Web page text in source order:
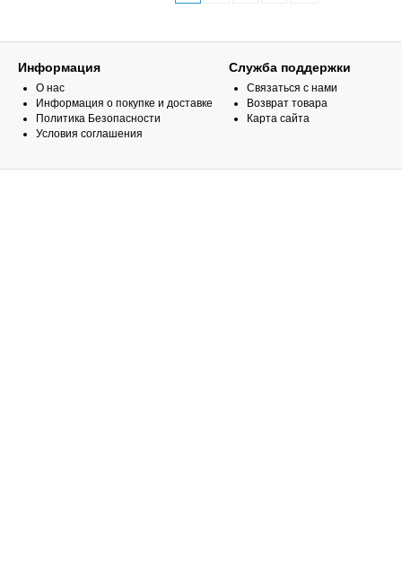
Информация
О нас
Информация о покупке и доставке
Политика Безопасности
Условия соглашения
Служба поддержки
Связаться с нами
Возврат товара
Карта сайта